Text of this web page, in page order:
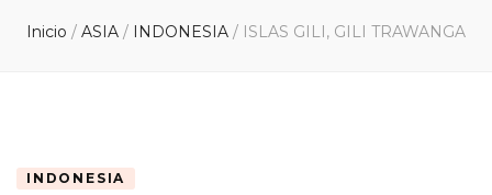
Inicio / ASIA / INDONESIA / ISLAS GILI, GILI TRAWANGA
INDONESIA